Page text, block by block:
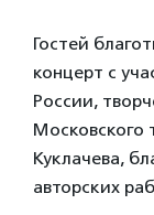
Гостей
концерт с
России,
Московского
Куклачева,
авторских